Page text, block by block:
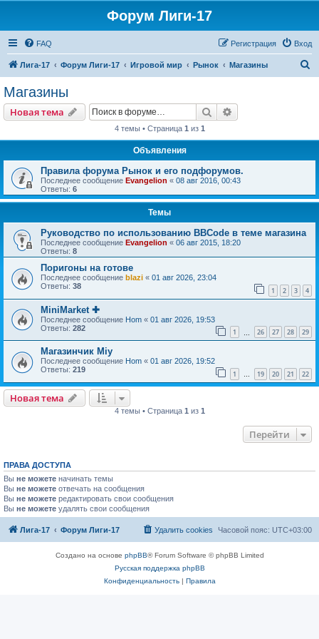
Форум Лиги-17
FAQ Вход
Регистрация
Лига-17 Форум Лиги-17 Игровой мир Рынок Магазины
Магазины
Новая тема Поиск
4 темы • Страница 1 из 1
Объявления
Правила форума Рынок и его подфорумов.
Последнее сообщение Evangelion « 08 авг 2016, 00:43
Ответы: 6
Темы
Руководство по использованию BBCode в теме магазина
Последнее сообщение Evangelion « 06 авг 2015, 18:20
Ответы: 8
Поригоны на готове
Последнее сообщение blazi « 01 авг 2026, 23:04
Ответы: 38 1 2 3 4
MiniMarket ✚
Последнее сообщение Hom « 01 авг 2026, 19:53
Ответы: 282 1 26 27 28 29
Магазинчик Miy
Последнее сообщение Hom « 01 авг 2026, 19:52
Ответы: 219 1 … 19 20 21 22
Новая тема
4 темы • Страница 1 из 1
Перейти
ПРАВА ДОСТУПА
Вы не можете начинать темы
Вы не можете отвечать на сообщения
Вы не можете редактировать свои сообщения
Вы не можете удалять свои сообщения
Лига-17 Форум Лиги-17 Часовой пояс: UTC+03:00
Удалить cookies
Создано на основе phpBB® Forum Software © phpBB Limited
Русская поддержка phpBB
Конфиденциальность| Правила